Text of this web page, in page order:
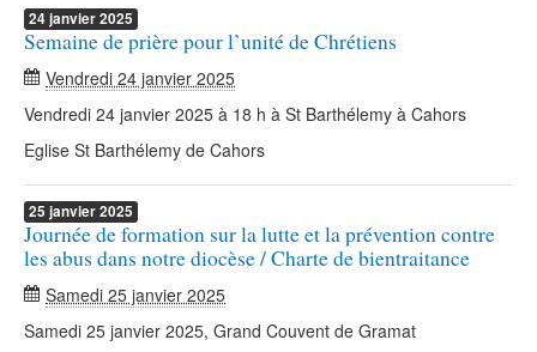
24janvier2025
Semaine de prière pour l’unité de Chrétiens
Vendredi 24 janvier 2025
Vendredi 24 janvier 2025 à 18 h à St Barthélemy à Cahors
Eglise St Barthélemy de Cahors
25 janvier2025
Journée de formation sur la lutte et la prévention contre
les abus dans notre diocèse / Charte de bientraitance
Samedi 25 janvier 2025
Samedi 25 janvier 2025, Grand Couvent de Gramat